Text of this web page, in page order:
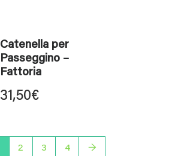
Catenella per
Passeggino –
Fattoria
31,50€
2 3 4 →